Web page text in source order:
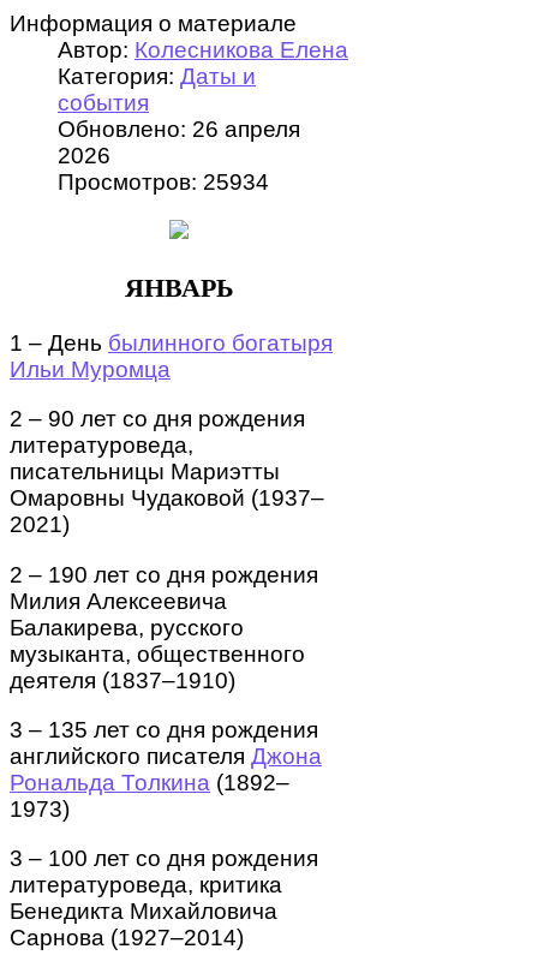
Информация о материале
Автор: Колесникова Елена
Категория: Даты и
события
Обновлено: 26 апреля
2026
Просмотров: 25934
ЯНВАРЬ
1 – День былинного богатыря
Ильи Муромца
2 – 90 лет со дня рождения
литературоведа,
писательницы Мариэтты
Омаровны Чудаковой (1937–
2021)
2 – 190 лет со дня рождения
Милия Алексеевича
Балакирева, русского
музыканта, общественного
деятеля (1837–1910)
3 – 135 лет со дня рождения
английского писателя Джона
Рональда Толкина (1892–
1973)
3 – 100 лет со дня рождения
литературоведа, критика
Бенедикта Михайловича
Сарнова (1927–2014)